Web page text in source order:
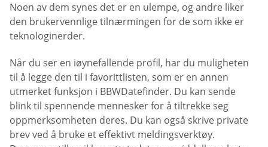
Noen av dem synes det er en ulempe, og andre liker
den brukervennlige tilnærmingen for de som ikke er
teknologinerder.
Når du ser en iøynefallende profil, har du muligheten
til å legge den til i favorittlisten, som er en annen
utmerket funksjon i BBWDatefinder. Du kan sende
blink til spennende mennesker for å tiltrekke seg
oppmerksomheten deres. Du kan også skrive private
brev ved å bruke et effektivt meldingsverktøy.